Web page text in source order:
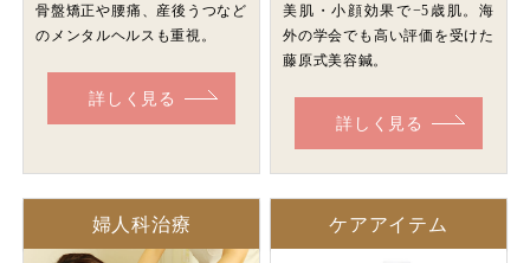
骨盤矯正や腰痛、産後うつなど
のメンタルヘルスも重視。
詳しく見る
美肌・小顔効果で−5歳肌。海
外の学会でも高い評価を受けた
藤原式美容鍼。
詳しく見る
婦人科治療 ケアアイテム